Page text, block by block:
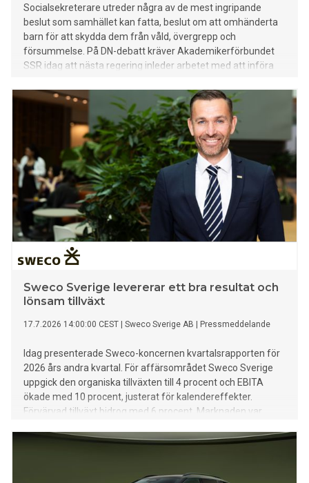
Socialsekreterare utreder några av de mest ingripande
beslut som samhället kan fatta, beslut om att omhänderta
barn för att skydda dem från våld, övergrepp och
försummelse. På DN-debatt kräver Akademikerförbundet
SSR idag att nästa regering inleder arbetet med att införa
myndighetsutövning.
Sweco Sverige levererar ett bra resultat och
lönsam tillväxt
17.7.2026 14:00:00 CEST Sweco Sverige AB Pressmeddelande
Idag presenterade Sweco-koncernen kvartalsrapporten för
2026 års andra kvartal. För affärsområdet Sweco Sverige
uppgick den organiska tillväxten till 4 procent och EBITA
ökade med 10 procent, justerat för kalendereffekter.
Förvärvad tillväxt bidrog med 6 procent. Marknaden var